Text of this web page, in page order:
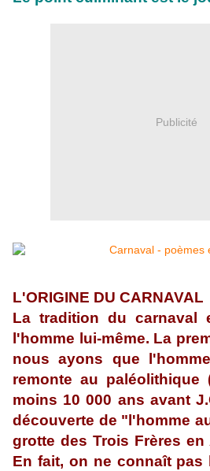
Publicité
L'ORIGINE DU CARNAVAL
La tradition du carnaval
l'homme lui-même. La
nous ayons que
remonte au
moins 10 000 ans avant
découverte de "l'homme
grotte des Trois Frères en
En fait, on ne connaît